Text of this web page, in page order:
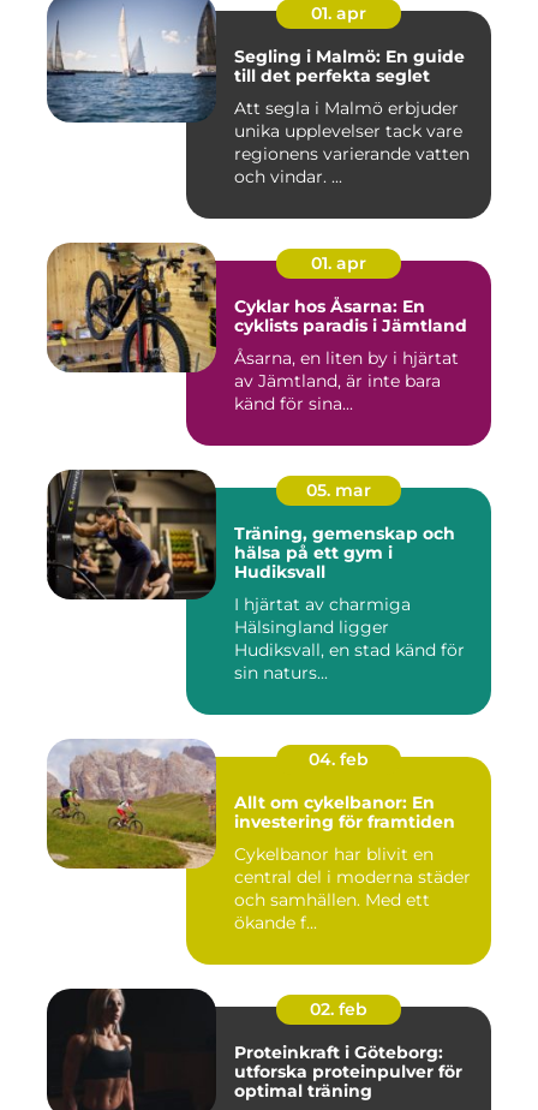
01. apr
Segling i Malmö: En guide
till det perfekta seglet
Att segla i Malmö erbjuder
unika upplevelser tack vare
regionens varierande vatten
och vindar. ...
01. apr
Cyklar hos Åsarna: En
cyklists paradis i Jämtland
Åsarna, en liten by i hjärtat
av Jämtland, är inte bara
känd för sina...
05. mar
Träning, gemenskap och
hälsa på ett gym i
Hudiksvall
I hjärtat av charmiga
Hälsingland ligger
Hudiksvall, en stad känd för
sin naturs...
04. feb
Allt om cykelbanor: En
investering för framtiden
Cykelbanor har blivit en
central del i moderna städer
och samhällen. Med ett
ökande f...
02. feb
Proteinkraft i Göteborg:
utforska proteinpulver för
optimal träning